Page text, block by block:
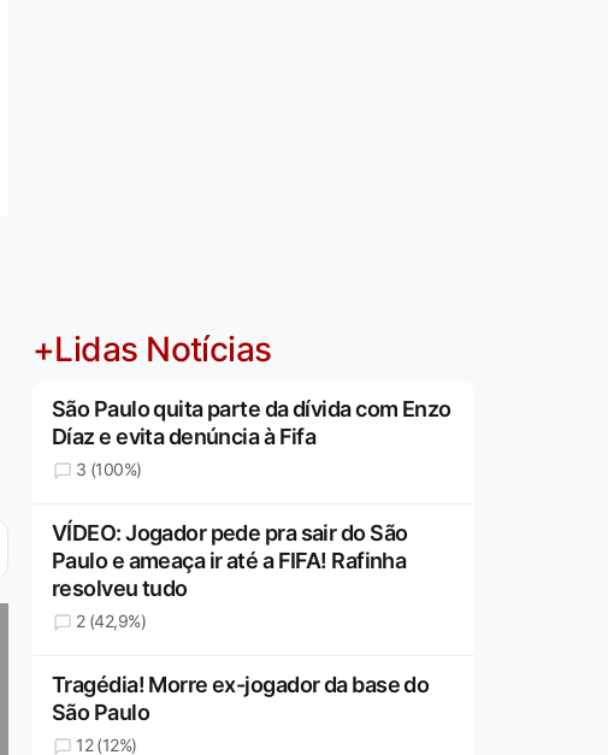
+Lidas Notícias
São Paulo quita parte da dívida com Enzo
Díaz e evita denúncia à Fifa
3 (100%)
VÍDEO: Jogador pede pra sair do São
Paulo e ameaça ir até a FIFA! Rafinha
resolveu tudo
2 (42,9%)
Tragédia! Morre ex-jogador da base do
São Paulo
12 (12%)